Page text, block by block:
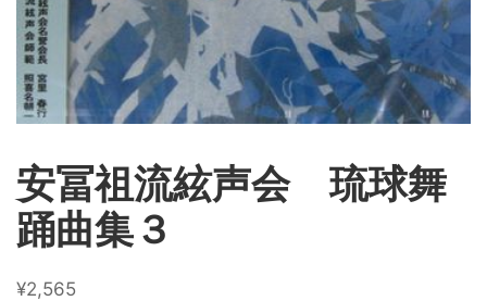
安冨祖流絃声会 琉球舞
踊曲集３
¥2,565